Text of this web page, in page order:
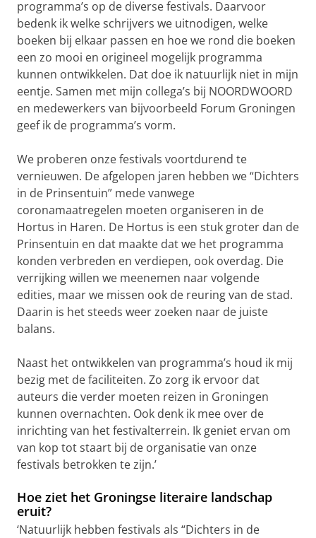
programma’s op de diverse festivals. Daarvoor
bedenk ik welke schrijvers we uitnodigen, welke
boeken bij elkaar passen en hoe we rond die boeken
een zo mooi en origineel mogelijk programma
kunnen ontwikkelen. Dat doe ik natuurlijk niet in mijn
eentje. Samen met mijn collega’s bij NOORDWOORD
en medewerkers van bijvoorbeeld Forum Groningen
geef ik de programma’s vorm.
We proberen onze festivals voortdurend te
vernieuwen. De afgelopen jaren hebben we “Dichters
in de Prinsentuin” mede vanwege
coronamaatregelen moeten organiseren in de
Hortus in Haren. De Hortus is een stuk groter dan de
Prinsentuin en dat maakte dat we het programma
konden verbreden en verdiepen, ook overdag. Die
verrijking willen we meenemen naar volgende
edities, maar we missen ook de reuring van de stad.
Daarin is het steeds weer zoeken naar de juiste
balans.
Naast het ontwikkelen van programma’s houd ik mij
bezig met de faciliteiten. Zo zorg ik ervoor dat
auteurs die verder moeten reizen in Groningen
kunnen overnachten. Ook denk ik mee over de
inrichting van het festivalterrein. Ik geniet ervan om
van kop tot staart bij de organisatie van onze
festivals betrokken te zijn.’
Hoe ziet het Groningse literaire landschap
eruit?
‘Natuurlijk hebben festivals als “Dichters in de